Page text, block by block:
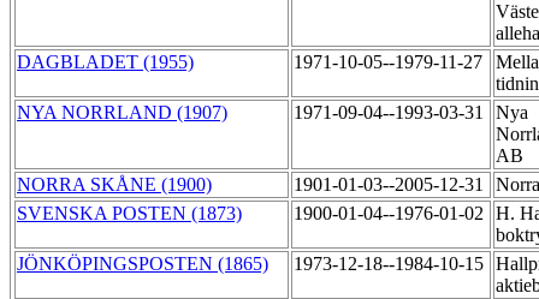
DAGBLADET (1955)
1971-10-05--1979-11-27
NYA NORRLAND (1907)
1971-09-04--1993-03-31
Nya
AB
NORRA SKÅNE (1900)
1901-01-03--2005-12-31
SVENSKA POSTEN (1873)
1900-01-04--1976-01-02
H.
JÖNKÖPINGSPOSTEN (1865)
1973-12-18--1984-10-15